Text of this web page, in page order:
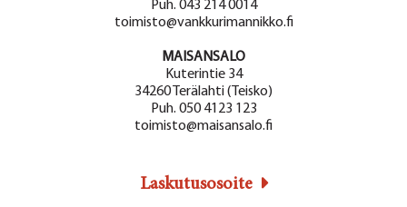
Puh. 043 214 0014
toimisto@vankkurimannikko.fi
MAISANSALO
Kuterintie 34
34260 Terälahti (Teisko)
Puh. 050 4123 123
toimisto@maisansalo.fi
Laskutusosoite